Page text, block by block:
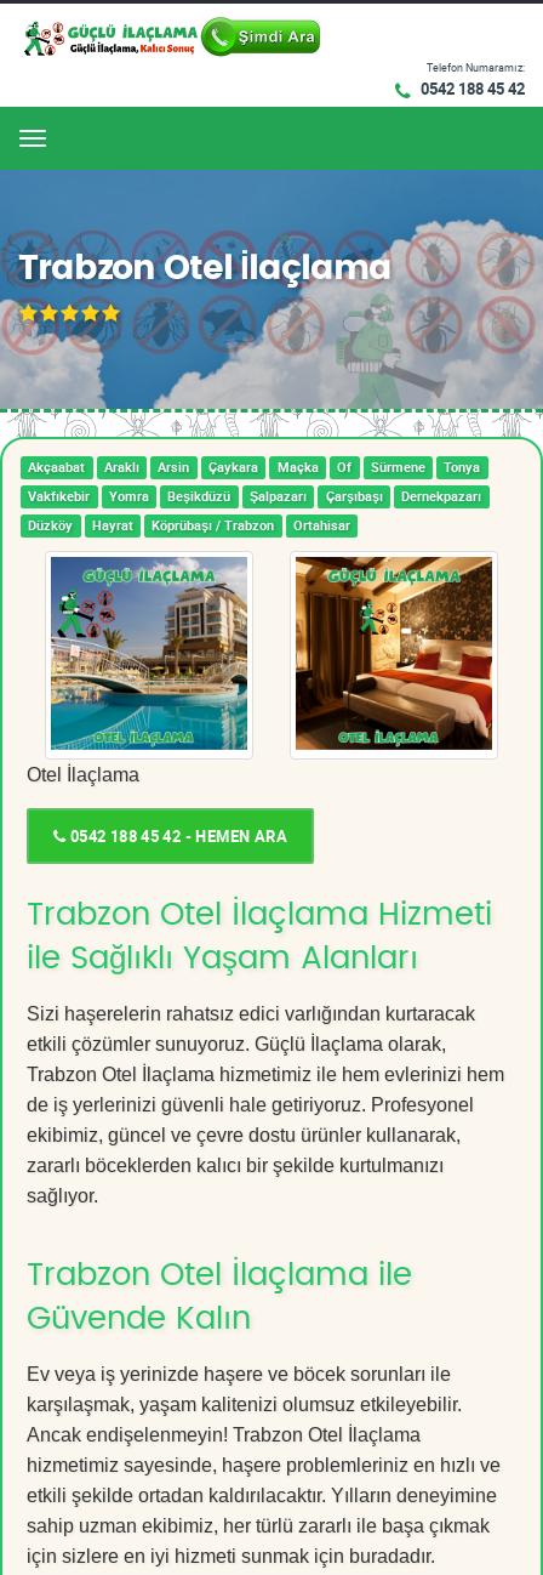
Telefon Numaramız:
0542 188 45 42
Menu
Trabzon Otel İlaçlama
Akçaabat Araklı Arsin Çaykara Maçka Of Sürmene
Tonya
Vakfıkebir
Yomra Beşikdüzü Şalpazarı Çarşıbaşı
Dernekpazarı
Düzköy
Hayrat Köprübaşı / Trabzon Ortahisar
Otel İlaçlama
0542 188 45 42 - HEMEN ARA
Trabzon Otel İlaçlama Hizmeti
ile Sağlıklı Yaşam Alanları
Sizi haşerelerin rahatsız edici varlığından kurtaracak
etkili çözümler sunuyoruz. Güçlü İlaçlama olarak,
Trabzon Otel İlaçlama hizmetimiz ile hem evlerinizi hem
de iş yerlerinizi güvenli hale getiriyoruz. Profesyonel
ekibimiz, güncel ve çevre dostu ürünler kullanarak,
zararlı böceklerden kalıcı bir şekilde kurtulmanızı
sağlıyor.
Trabzon Otel İlaçlama ile
Güvende Kalın
Ev veya iş yerinizde haşere ve böcek sorunları ile
karşılaşmak, yaşam kalitenizi olumsuz etkileyebilir.
Ancak endişelenmeyin! Trabzon Otel İlaçlama
hizmetimiz sayesinde, haşere problemleriniz en hızlı ve
etkili şekilde ortadan kaldırılacaktır. Yılların deneyimine
sahip uzman ekibimiz, her türlü zararlı ile başa çıkmak
için sizlere en iyi hizmeti sunmak için buradadır.